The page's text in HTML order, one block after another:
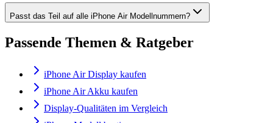
Passt das Teil auf alle iPhone Air Modellnummern?
Passende Themen & Ratgeber
iPhone Air Display kaufen
iPhone Air Akku kaufen
Display-Qualitäten im Vergleich